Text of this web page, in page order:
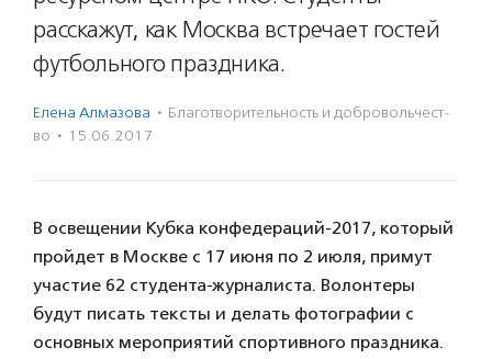
расскажут, как Москва встречает гостей
футбольного праздника.
Елена Алмазова · Благотвори­тель­ность и доброволь­чест­
во · 15.06.2017
В освещении Кубка конфедераций-2017, который
пройдет в Москве с 17 июня по 2 июля, примут
участие 62 студента-журналиста. Волонтеры
будут писать тексты и делать фотографии с
основных мероприятий спортивного праздника.